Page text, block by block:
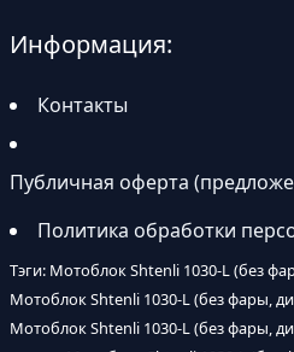
Информация:
Контакты
Публичная оферта
Политика обработки
Тэги: Мотоблок Shtenli 1030-L (без
Мотоблок Shtenli 1030-L (без фары,
Мотоблок Shtenli 1030-L (без фары,